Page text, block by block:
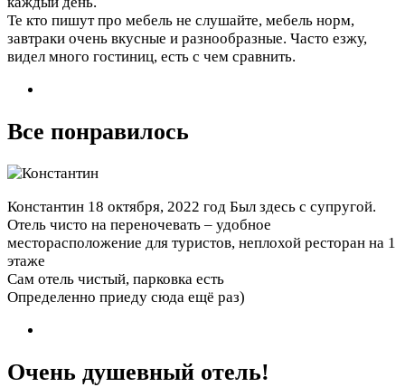
Те кто пишут про мебель не слушайте, мебель норм,
завтраки очень вкусные и разнообразные. Часто езжу,
видел много гостиниц, есть с чем сравнить.
Все понравилось
Константин 18 октября, 2022 год Был здесь с супругой.
Отель чисто на переночевать – удобное
месторасположение для туристов, неплохой ресторан на 1
этаже
Сам отель чистый, парковка есть
Определенно приеду сюда ещё раз)
Очень душевный отель!